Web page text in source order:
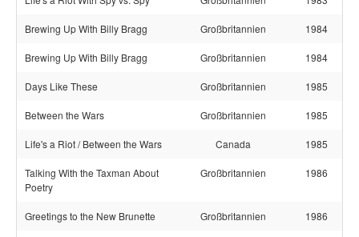
Brewing Up With Billy Bragg Großbritannien 1984
Brewing Up With Billy Bragg Großbritannien 1984
Days Like These Großbritannien 1985
Between the Wars Großbritannien 1985
Life's a Riot / Between the Wars Canada 1985
Talking With the Taxman About
Poetry
Großbritannien 1986
Greetings to the New Brunette Großbritannien 1986